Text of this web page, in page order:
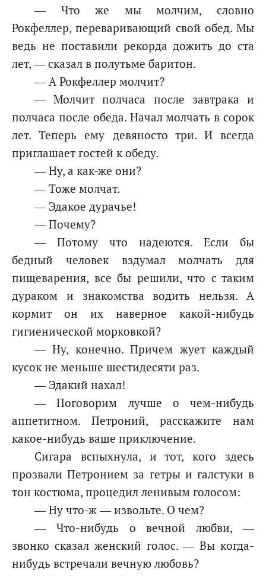
— Что же мы молчим, словно
Рокфеллер, переваривающий свой обед. Мы
ведь не поставили рекорда дожить до ста
лет, — сказал в полутьме баритон.
— А Рокфеллер молчит?
— Молчит полчаса после завтрака и
полчаса после обеда. Начал молчать в сорок
лет. Теперь ему девяносто три. И всегда
приглашает гостей к обеду.
— Ну, а как-же они?
— Тоже молчат.
— Эдакое дурачье!
— Почему?
— Потому что надеются. Если бы
бедный человек вздумал молчать для
пищеварения, все бы решили, что с таким
дураком и знакомства водить нельзя. А
кормит он их наверное какой-нибудь
гигиенической морковкой?
— Ну, конечно. Причем жует каждый
кусок не меньше шестидесяти раз.
— Эдакий нахал!
— Поговорим лучше о чем-нибудь
аппетитном. Петроний, расскажите нам
какое-нибудь ваше приключение.
Сигара вспыхнула, и тот, кого здесь
прозвали Петронием за гетры и галстуки в
тон костюма, процедил ленивым голосом:
— Ну что-ж — извольте. О чем?
— Что-нибудь о вечной любви, —
звонко сказал женский голос. — Вы когда-
нибудь встречали вечную любовь?